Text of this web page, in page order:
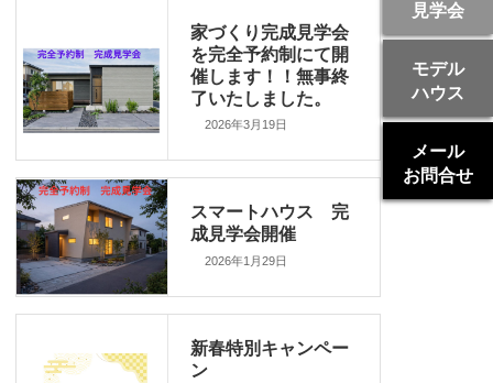
家づくり完成見学会
を完全予約制にて開
催します！！無事終
了いたしました。
2026年3月19日
スマートハウス 完
成見学会開催
2026年1月29日
新春特別キャンペー
ン
見学会
モデル
ハウス
メール
お問合せ